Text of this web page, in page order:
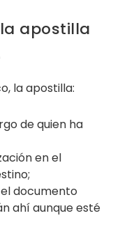
apostilla
la apostilla:
de quien ha
en el
documento
ahí aunque esté